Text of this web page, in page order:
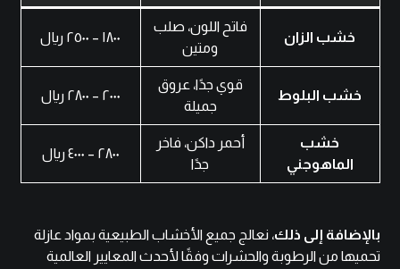
خشب الزان
فاتح اللون، صلب
ومتين
١٨٠٠ – ٢٥٠٠ ريال
خشب البلوط
قوي جدًا، عروق
جميلة
٢٠٠٠ – ٢٨٠٠ ريال
خشب
الماهوجني
أحمر داكن، فاخر
جدًا
٢٨٠٠ – ٤٠٠٠ ريال
بالإضافة إلى ذلك، نعالج جميع الأخشاب الطبيعية بمواد عازلة
تحميها من الرطوبة والحشرات وفقًا لأحدث المعايير العالمية